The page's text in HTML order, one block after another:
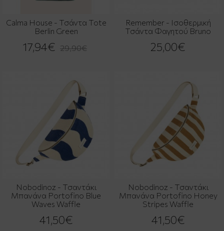
Calma House - Τσάντα Tote
Berlin Green
17,94€ 29,90€
Remember - Ισοθερμική
Τσάντα Φαγητού Bruno
25,00€
Nobodinoz - Τσαντάκι
Μπανάνα Portofino Blue
Waves Waffle
41,50€
Nobodinoz - Τσαντάκι
Μπανάνα Portofino Honey
Stripes Waffle
41,50€